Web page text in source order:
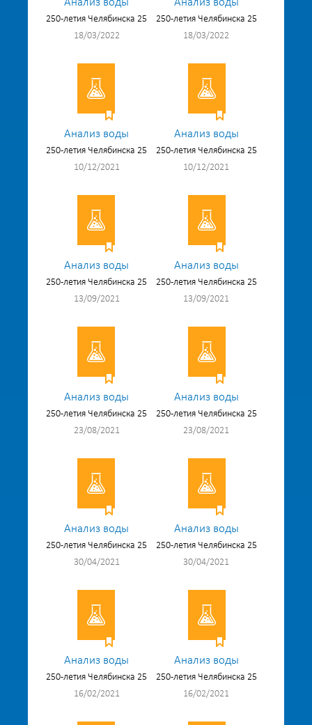
Анализ воды
250-летия Челябинска 25
18/03/2022
Анализ воды
250-летия Челябинска 25
18/03/2022
Анализ воды
250-летия Челябинска 25
10/12/2021
Анализ воды
250-летия Челябинска 25
10/12/2021
Анализ воды
250-летия Челябинска 25
13/09/2021
Анализ воды
250-летия Челябинска 25
13/09/2021
Анализ воды
250-летия Челябинска 25
23/08/2021
Анализ воды
250-летия Челябинска 25
23/08/2021
Анализ воды
250-летия Челябинска 25
30/04/2021
Анализ воды
250-летия Челябинска 25
30/04/2021
Анализ воды
250-летия Челябинска 25
16/02/2021
Анализ воды
250-летия Челябинска 25
16/02/2021